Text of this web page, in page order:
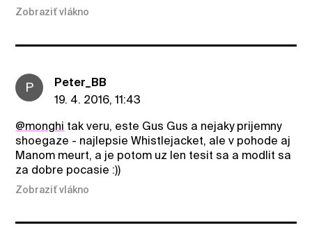
Zobraziť vlákno
P
Peter_BB
19. 4. 2016, 11:43
@monghi tak veru, este Gus Gus a nejaky prijemny
shoegaze - najlepsie Whistlejacket, ale v pohode aj
Manom meurt, a je potom uz len tesit sa a modlit sa
za dobre pocasie :))
Zobraziť vlákno